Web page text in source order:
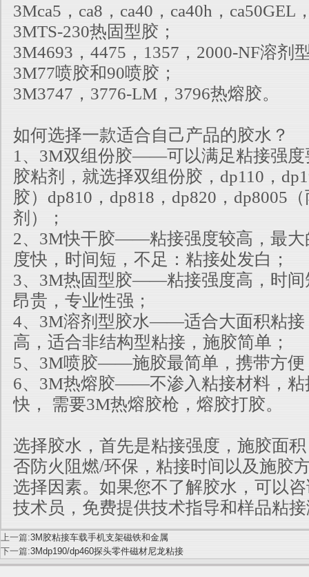
3Mca5，ca8，ca40，ca40h，ca50GEL
3MTS-230热固型胶；
3M4693，4475，1357，2000-NF溶剂
3M77喷胶和90喷胶；
3M3747，3776-LM，3796热熔胶。
如何选择一款适合自己产品的胶水？
1、3M双组份胶——可以满足粘接强度
胶粘剂，就选择双组份胶，dp110，
胶）dp810，dp818，dp820，dp8005
剂）；
2、3M快干胶——粘接强度较高，最大
度快，时间短，不足：粘接处发白；
3、3M热固型胶——粘接强度高，时间
昂贵，专业性强；
4、3M溶剂型胶水——适合大面积粘接
高，适合非结构型粘接，施胶简单；
5、3M喷胶——施胶最简单，携带方便
6、3M热熔胶——不渗入粘接材料，粘
快， 需要3M热熔胶枪，熔胶打胶。
选择胶水，首先是粘接强度，施胶面
否防火阻燃/环保，粘接时间以及施胶
选择因素。如果您不了解胶水，可以
技术员，免费提供技术指导和样品粘
上一篇:3M胶粘接车载手机支架磁铁和金属
下一篇:3Mdp190/dp460探头零件磁材尼龙粘接